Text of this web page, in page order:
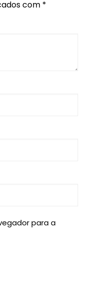
com *
para a